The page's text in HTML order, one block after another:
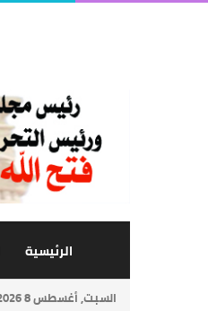
الرئيسية
السبت, أغسطس 8 2026